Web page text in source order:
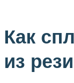
Как
из